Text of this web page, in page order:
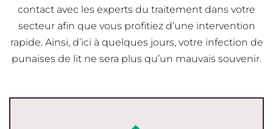
contact avec les experts du traitement dans votre
secteur afin que vous profitiez d’une intervention
rapide. Ainsi, d’ici à quelques jours, votre infection de
punaises de lit ne sera plus qu’un mauvais souvenir.